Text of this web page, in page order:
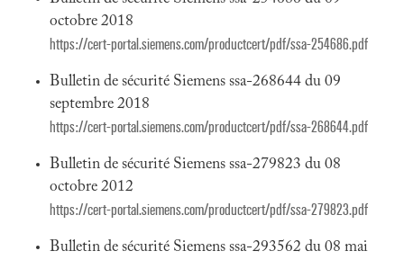
octobre 2018
https://cert-portal.siemens.com/productcert/pdf/ssa-254686.pdf
Bulletin de sécurité Siemens ssa-268644 du 09
septembre 2018
https://cert-portal.siemens.com/productcert/pdf/ssa-268644.pdf
Bulletin de sécurité Siemens ssa-279823 du 08
octobre 2012
https://cert-portal.siemens.com/productcert/pdf/ssa-279823.pdf
Bulletin de sécurité Siemens ssa-293562 du 08 mai